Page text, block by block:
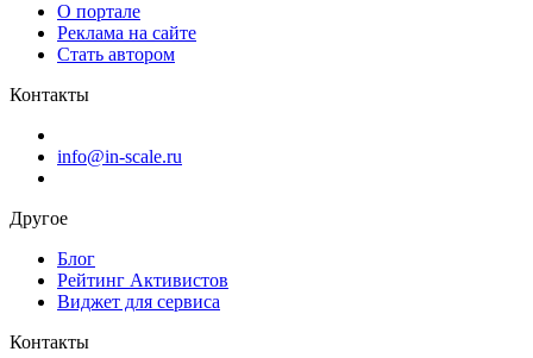
О портале
Реклама на сайте
Стать автором
Контакты
info@in-scale.ru
Другое
Блог
Рейтинг Активистов
Виджет для сервиса
Контакты